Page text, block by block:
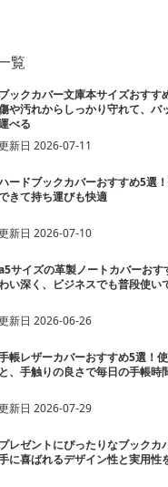
覧
ブックカバー文庫本サイズおすす
や汚れからしっかり守れて、バ
べる
新日2026-07-11
ードブックカバーおすすめ5選
きて持ち運びも快適
新日2026-07-10
サイズの革製ノートカバーお
い深く、ビジネスでも普段使い
新日2026-06-26
帳レザーカバーおすすめ5選！
と、手触りの良さで毎日の手帳時
新日2026-07-29
プレゼントにぴったりなブックカ
に喜ばれるデザイン性と実用性